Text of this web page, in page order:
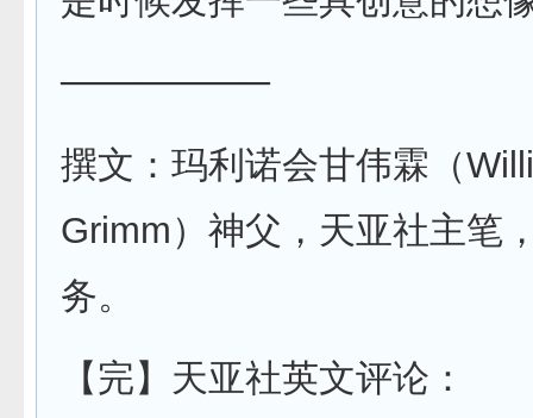
────────
撰文：玛利诺会甘伟霖（
Grimm）神父，天亚社主笔
务。
【完】天亚社英文评论：